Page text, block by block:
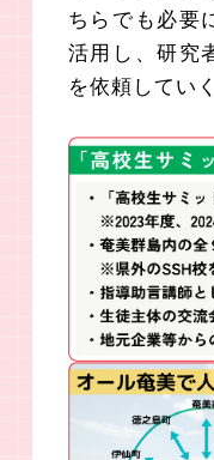
ちらでも必要
活用し、研究
を依頼してい